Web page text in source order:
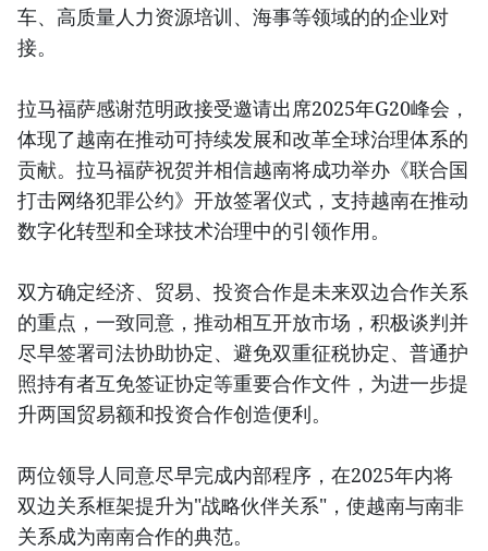
车、高质量人力资源培训、海事等领域的的企业对
接。
拉马福萨感谢范明政接受邀请出席2025年G20峰会，
体现了越南在推动可持续发展和改革全球治理体系的
贡献。拉马福萨祝贺并相信越南将成功举办《联合国
打击网络犯罪公约》开放签署仪式，支持越南在推动
数字化转型和全球技术治理中的引领作用。
双方确定经济、贸易、投资合作是未来双边合作关系
的重点，一致同意，推动相互开放市场，积极谈判并
尽早签署司法协助协定、避免双重征税协定、普通护
照持有者互免签证协定等重要合作文件，为进一步提
升两国贸易额和投资合作创造便利。
两位领导人同意尽早完成内部程序，在2025年内将
双边关系框架提升为"战略伙伴关系"，使越南与南非
关系成为南南合作的典范。